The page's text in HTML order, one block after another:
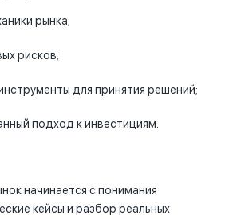
рынка;
рисков;
для принятия решений;
подход к инвестициям.
начинается с понимания
кейсы и разбор реальных